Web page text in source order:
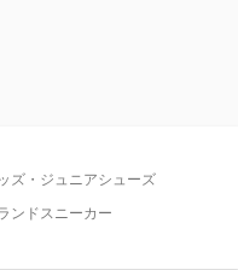
ズ・ジュニアシューズ
ンドスニーカー